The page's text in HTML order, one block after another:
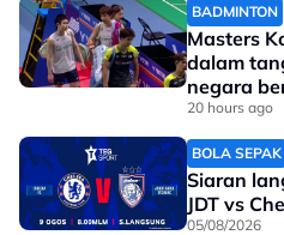
Beraksi di Litar Mandalika
Ramdan bersedia
kemenangan, namun kali ini
mengukuhkan kedudukan di
BADMINTON
Masters
dalam
negara
20 hours ago
BOLA SEPAK
Siaran
JDT vs
05/08/2026